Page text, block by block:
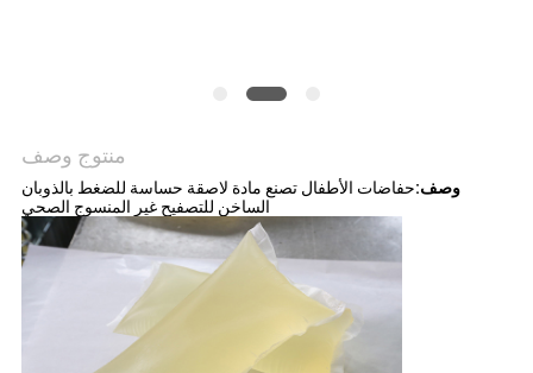
منتوج وصف
وصف:حفاضات الأطفال تصنع مادة لاصقة حساسة للضغط بالذوبان
الساخن للتصفيح غير المنسوج الصحي